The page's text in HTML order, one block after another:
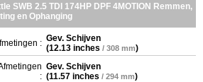
SWB 2.5 TDI 174HP DPF 4MOTION Remmen,
en Ophanging
: Gev. Schijven
(12.13 inches / 308 mm)
:
Gev. Schijven
(11.57 inches / 294 mm)